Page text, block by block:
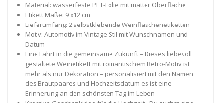
Material: wasserfeste PET-Folie mit matter Oberfläche
Etikett Maße: 9 x12 cm
Lieferumfang: 2 selbstklebende Weinflaschenetiketten
Motiv: Automotiv im Vintage Stil mit Wunschnamen und
Datum
Eine Fahrt in die gemeinsame Zukunft – Dieses liebevoll
gestaltete Weinetikett mit romantischem Retro-Motiv ist
mehr als nur Dekoration – personalisiert mit den Namen
des Brautpaares und Hochzeitsdatum es ist eine
Erinnerung an den schönsten Tag im Leben